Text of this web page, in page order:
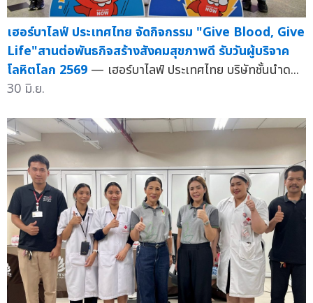
เฮอร์บาไลฟ์ ประเทศไทย จัดกิจกรรม "Give Blood, Give
Life"สานต่อพันธกิจสร้างสังคมสุขภาพดี รับวันผู้บริจาค
โลหิตโลก 2569 — เฮอร์บาไลฟ์ ประเทศไทย บริษัทชั้นนำด...
30 มิ.ย.